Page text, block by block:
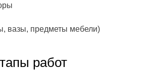
вазы, предметы мебели)
работ